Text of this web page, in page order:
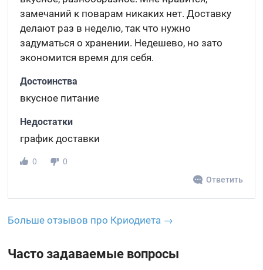
замечаний к поварам никаких нет. Доставку
делают раз в неделю, так что нужно
задуматься о хранении. Недешево, но зато
экономится время для себя.
Достоинства
вкусное питание
Недостатки
график доставки
0
0
Ответить
Больше отзывов про Криодиета →
Часто задаваемые вопросы